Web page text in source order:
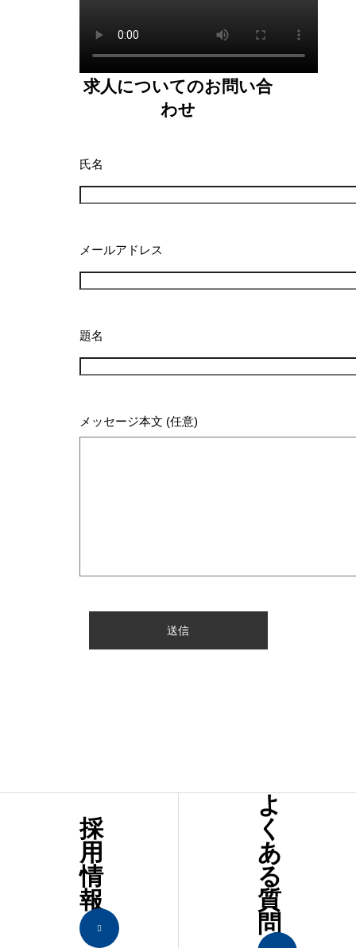
求人についてのお問い合
わせ
氏名
メールアドレス
題名
メッセージ本文 (任意)
採
用
情
報
よ
く
あ
る
質
問